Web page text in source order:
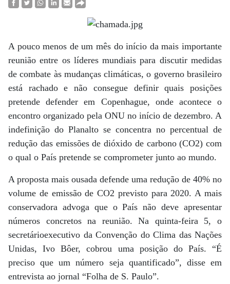
A pouco menos de um mês do início da mais importante
reunião entre os líderes mundiais para discutir medidas
de combate às mudanças climáticas, o governo brasileiro
está rachado e não consegue definir quais posições
pretende defender em Copenhague, onde acontece o
encontro organizado pela ONU no início de dezembro. A
indefinição do Planalto se concentra no percentual de
redução das emissões de dióxido de carbono (CO2) com
o qual o País pretende se comprometer junto ao mundo.
A proposta mais ousada defende uma redução de 40% no
volume de emissão de CO2 previsto para 2020. A mais
conservadora advoga que o País não deve apresentar
números concretos na reunião. Na quinta-feira 5, o
secretárioexecutivo da Convenção do Clima das Nações
Unidas, Ivo Bôer, cobrou uma posição do País. “É
preciso que um número seja quantificado”, disse em
entrevista ao jornal “Folha de S. Paulo”.